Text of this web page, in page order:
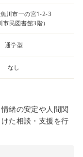
川市一の宮1-2-3
市民図書館3階）
通学型
なし
緒の安定や人間関
た相談・支援を行